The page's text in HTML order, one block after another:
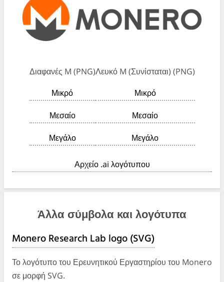
Διαφανές M (PNG)
Μικρό
Μεσαίο
Μεγάλο
Λευκό M (Συνίσταται) (PNG)
Μικρό
Μεσαίο
Μεγάλο
Αρχείο .ai λογότυπου
Άλλα σύμβολα και λογότυπα
Monero Research Lab logo (SVG)
Το λογότυπο του Ερευνητικού Εργαστηρίου του Monero
σε μορφή SVG.